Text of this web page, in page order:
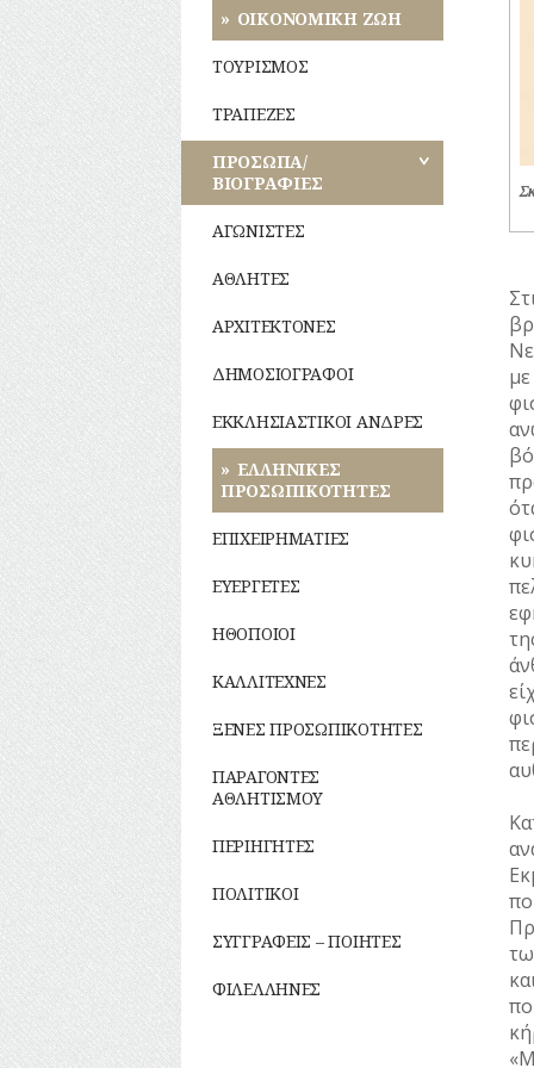
Λαϊκές
τέχνες
Φυτά
Ζώα
Μύθοι
Παραδόσεις
Παροιμίες
Σχολική
ζωή
ΟΙΚΟΝΟΜΙΚΗ ΖΩΗ
ΤΟΥΡΙΣΜΟΣ
ΤΡΑΠΕΖΕΣ
ΠΡΟΣΩΠΑ/
ΒΙΟΓΡΑΦΙΕΣ
ΑΓΩΝΙΣΤΕΣ
ΑΘΛΗΤΕΣ
ΑΡΧΙΤΕΚΤΟΝΕΣ
ΔΗΜΟΣΙΟΓΡΑΦΟΙ
ΕΚΚΛΗΣΙΑΣΤΙΚΟΙ ΑΝΔΡΕΣ
ΕΛΛΗΝΙΚΕΣ
ΠΡΟΣΩΠΙΚΟΤΗΤΕΣ
ΕΠΙΧΕΙΡΗΜΑΤΙΕΣ
ΕΥΕΡΓΕΤΕΣ
ΗΘΟΠΟΙΟΙ
ΚΑΛΛΙΤΕΧΝΕΣ
ΞΕΝΕΣ ΠΡΟΣΩΠΙΚΟΤΗΤΕΣ
ΠΑΡΑΓΟΝΤΕΣ
ΑΘΛΗΤΙΣΜΟΥ
ΠΕΡΙΗΓΗΤΕΣ
ΠΟΛΙΤΙΚΟΙ
ΣΥΓΓΡΑΦΕΙΣ – ΠΟΙΗΤΕΣ
ΦΙΛΕΛΛΗΝΕΣ